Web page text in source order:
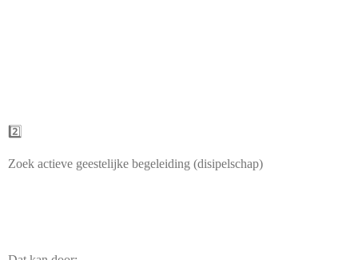
2️⃣
Zoek actieve geestelijke begeleiding (disipelschap)